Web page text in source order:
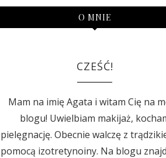
O MNIE
CZEŚĆ!
Mam na imię Agata i witam Cię na
blogu! Uwielbiam makijaż,
pielęgnację. Obecnie walczę z
pomocą izotretynoiny. Na blogu